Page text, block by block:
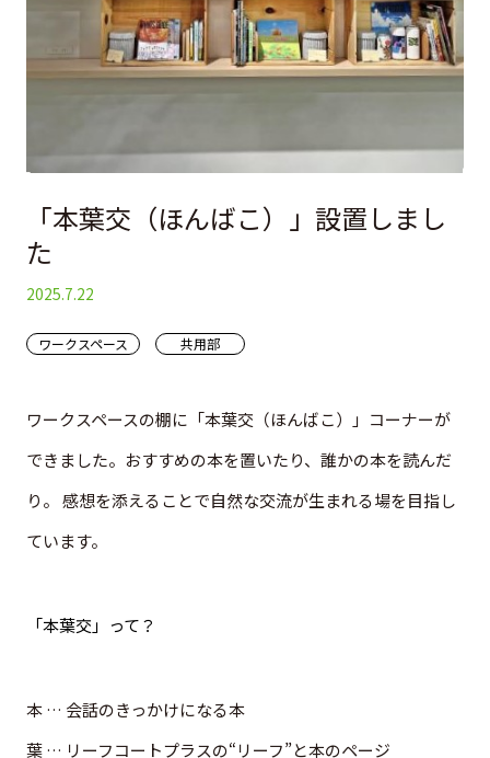
アクセス
お問い合わせ
個人情報保護方針
「本葉交（ほんばこ）」設置しまし
た
2025.7.22
ワークスペース 共用部
ワークスペースの棚に「本葉交（ほんばこ）」コーナーが
できました。おすすめの本を置いたり、誰かの本を読んだ
り。 感想を添えることで自然な交流が生まれる場を目指し
ています。
「本葉交」って？
本 … 会話のきっかけになる本
葉 … リーフコートプラスの“リーフ”と本のページ